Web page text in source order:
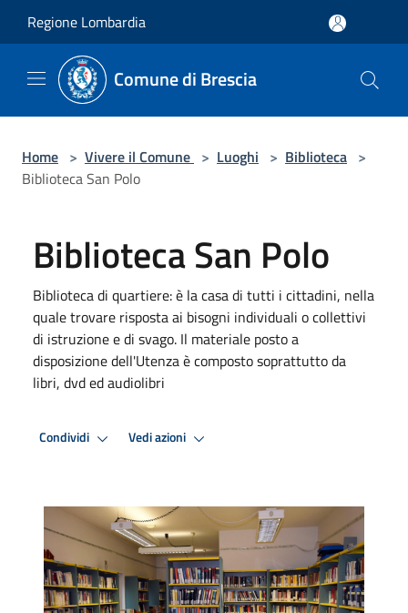
Regione Lombardia
Comune di Brescia
Home > Vivere il Comune > Luoghi > Biblioteca >
Biblioteca San Polo
Biblioteca San Polo
Biblioteca di quartiere: è la casa di tutti i cittadini, nella
quale trovare risposta ai bisogni individuali o collettivi
di istruzione e di svago. Il materiale posto a
disposizione dell'Utenza è composto soprattutto da
libri, dvd ed audiolibri
Condividi Vedi azioni